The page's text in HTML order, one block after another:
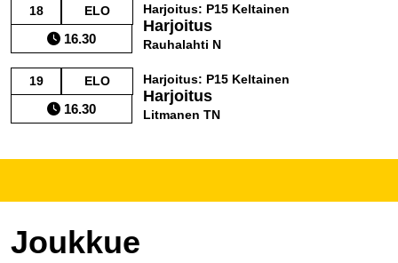
18 ELO
16.30
Harjoitus: P15 Keltainen
Harjoitus
Rauhalahti N
19 ELO
16.30
Harjoitus: P15 Keltainen
Harjoitus
Litmanen TN
Joukkue